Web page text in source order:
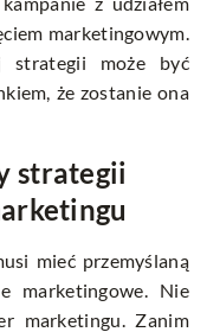
marketingowym.
strategii może być
że zostanie ona
strategii
mieć przemyślaną
marketingowe. Nie
marketingu. Zanim